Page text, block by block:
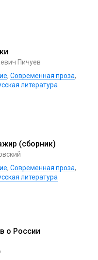
Пичуев
, Современная проза,
литература
(сборник)
, Современная проза,
литература
о России